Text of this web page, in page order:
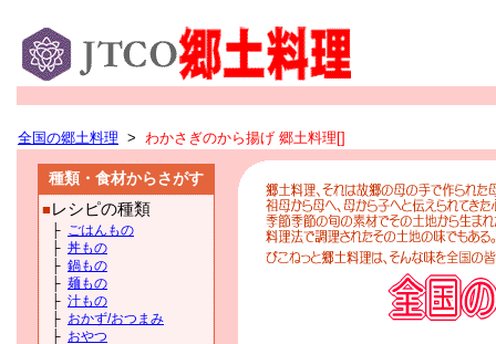
全国の郷土料理 > わかさぎのから揚げ 郷土料理[]
種類・食材からさがす
■ レシピの種類
├ ごはんもの
├ 丼もの
├ 鍋もの
├ 麺もの
├ 汁もの
├ おかず/おつまみ
├ おやつ